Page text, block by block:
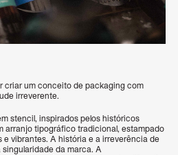
criar um conceito de packaging com
irreverente.
stencil, inspirados pelos históricos
arranjo tipográfico tradicional, estampado
vibrantes. A história e a irreverência de
da marca. A